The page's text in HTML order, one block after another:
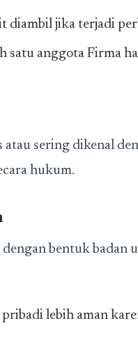
diambil jika terjadi
satu anggota Firma
atau sering dikenal
hukum.
bentuk badan
lebih aman